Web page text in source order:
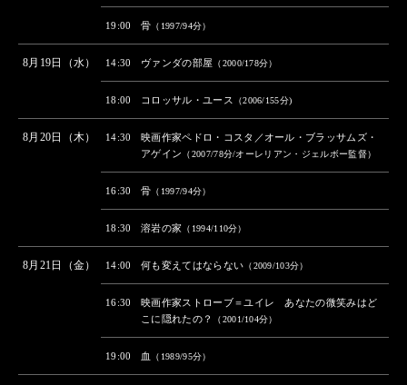
19:00 骨 （1997/94分）
8月19日（水） 14:30 ヴァンダの部屋 （2000/178分）
18:00 コロッサル・ユース （2006/155分)
8月20日（木） 14:30
映画作家ペドロ・コスタ／オール・ブラッサムズ・
アゲイン
（2007/78分/オーレリアン・ジェルボー監督）
16:30 骨 （1997/94分）
18:30 溶岩の家 （1994/110分）
8月21日（金） 14:00 何も変えてはならない （2009/103分）
16:30
映画作家ストローブ＝ユイレ あなたの微笑みはど
こに隠れたの？
（2001/104分）
19:00 血 （1989/95分）